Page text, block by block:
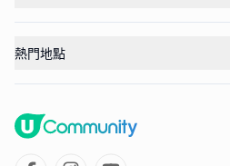
熱門地點